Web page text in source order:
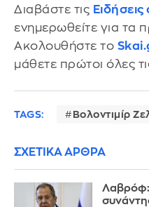
Διαβάστε τις
ενημερωθείτε για τα
Ακολουθήστε το
μάθετε πρώτοι όλες
TAGS: Βολοντιμίρ
ΣΧΕΤΙΚΑ ΑΡΘΡΑ
Λαβρόφ: